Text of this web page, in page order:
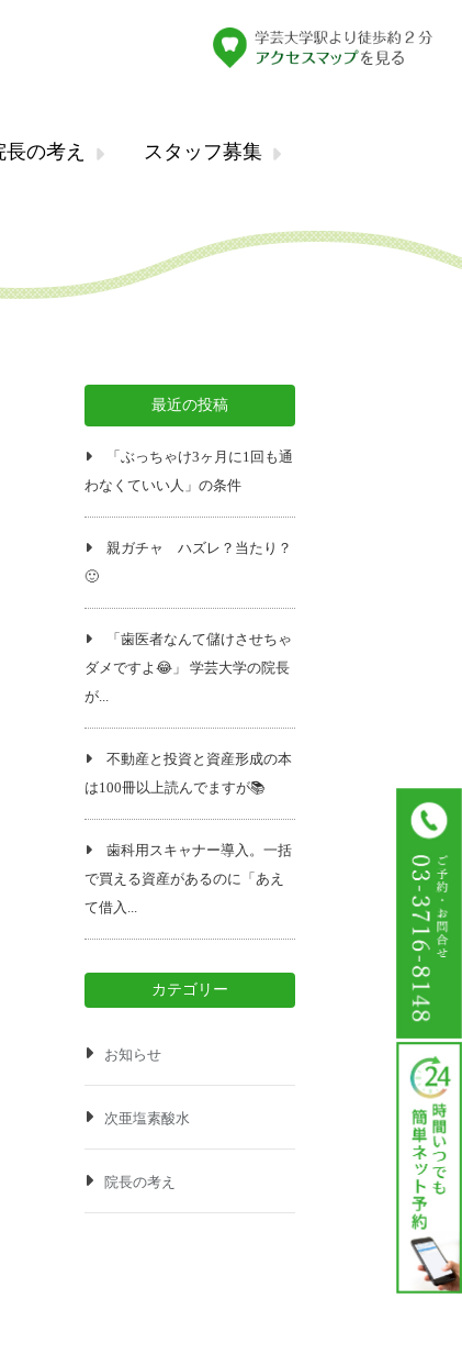
長の考え スタッフ募集
最近の投稿
「ぶっちゃけ3ヶ月に1回も通
わなくていい人」の条件
親ガチャ ハズレ？当たり？
🙂
「歯医者なんて儲けさせちゃ
ダメですよ😂」 学芸大学の院長
が...
不動産と投資と資産形成の本
は100冊以上読んでますが📚️
歯科用スキャナー導入。一括
で買える資産があるのに「あえ
て借入...
カテゴリー
お知らせ
次亜塩素酸水
院長の考え